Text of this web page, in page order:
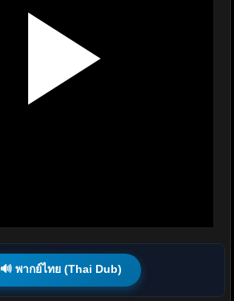
🔊 พากย์ไทย (Thai Dub)